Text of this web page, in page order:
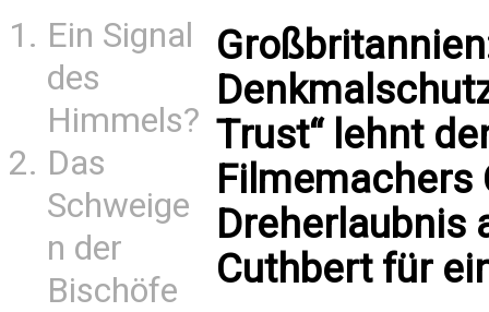
Ein Signal
des
Himmels?
Das
Schweige
n der
Bischöfe
Trust“ lehnt
Filmemachers
Dreherlaubnis
Cuthbert für